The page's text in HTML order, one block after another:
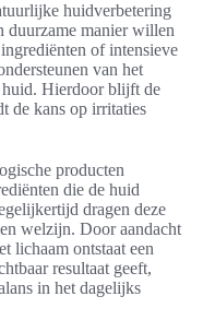
huidverbetering
duurzame manier willen
of intensieve
van het
huid. Hierdoor blijft de
de kans op irritaties
producten
die de huid
dragen deze
welzijn. Door aandacht
lichaam ontstaat een
resultaat geeft,
in het dagelijks